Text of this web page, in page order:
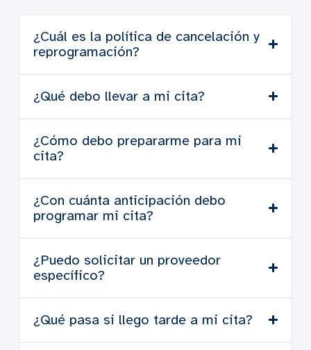
¿Cuál es la política de cancelación y
reprogramación?
¿Qué debo llevar a mi cita?
¿Cómo debo prepararme para mi
cita?
¿Con cuánta anticipación debo
programar mi cita?
¿Puedo solicitar un proveedor
específico?
¿Qué pasa si llego tarde a mi cita?